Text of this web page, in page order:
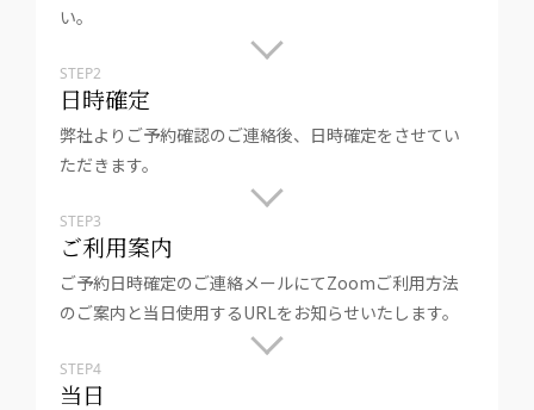
い。
STEP2
日時確定
弊社よりご予約確認のご連絡後、日時確定をさせてい
ただきます。
STEP3
ご利用案内
ご予約日時確定のご連絡メールにてZoomご利用方法
のご案内と当日使用するURLをお知らせいたします。
STEP4
当日